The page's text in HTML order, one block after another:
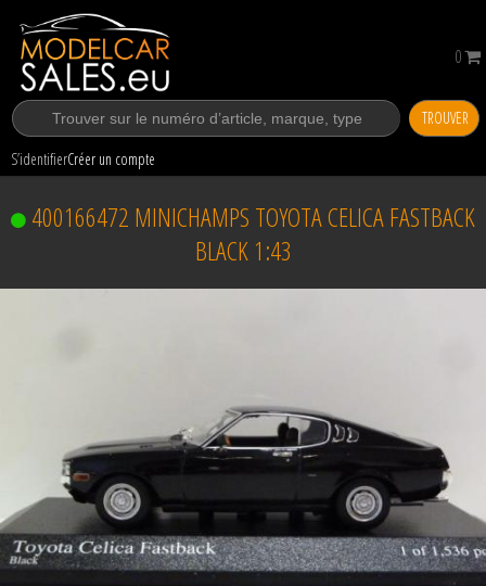
TROUVER
S’identifierCréer un compte
0
400166472 MINICHAMPS TOYOTA CELICA FASTBACK
BLACK 1:43